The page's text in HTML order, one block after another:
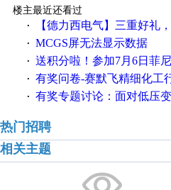
楼主最近还看过
·
【德力西电气】三重好礼，玩嗨
· MCGS屏无法显示数据
· 送积分啦！参加7月6日菲尼克斯在线研
· 有奖问卷-赛默飞精细化工行业有奖调
· 有奖专题讨论：面对低压变频故障，老手是这样
热门招聘
相关主题